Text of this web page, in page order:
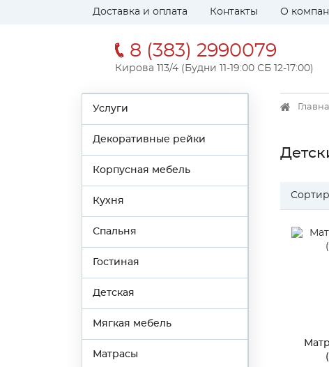
Доставка и оплата Контакты О
8 (383) 2990079
Кирова 113/4 (Будни 11-19:00 СБ 12-17:00)
Услуги
Декоративные рейки
Корпусная мебель
Кухня
Спальня
Гостиная
Детская
Мягкая мебель
Матрасы